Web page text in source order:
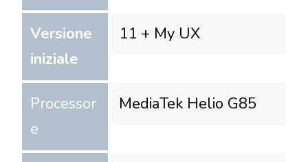
Versione
iniziale
11 + My UX
Processor
e
MediaTek Helio G85